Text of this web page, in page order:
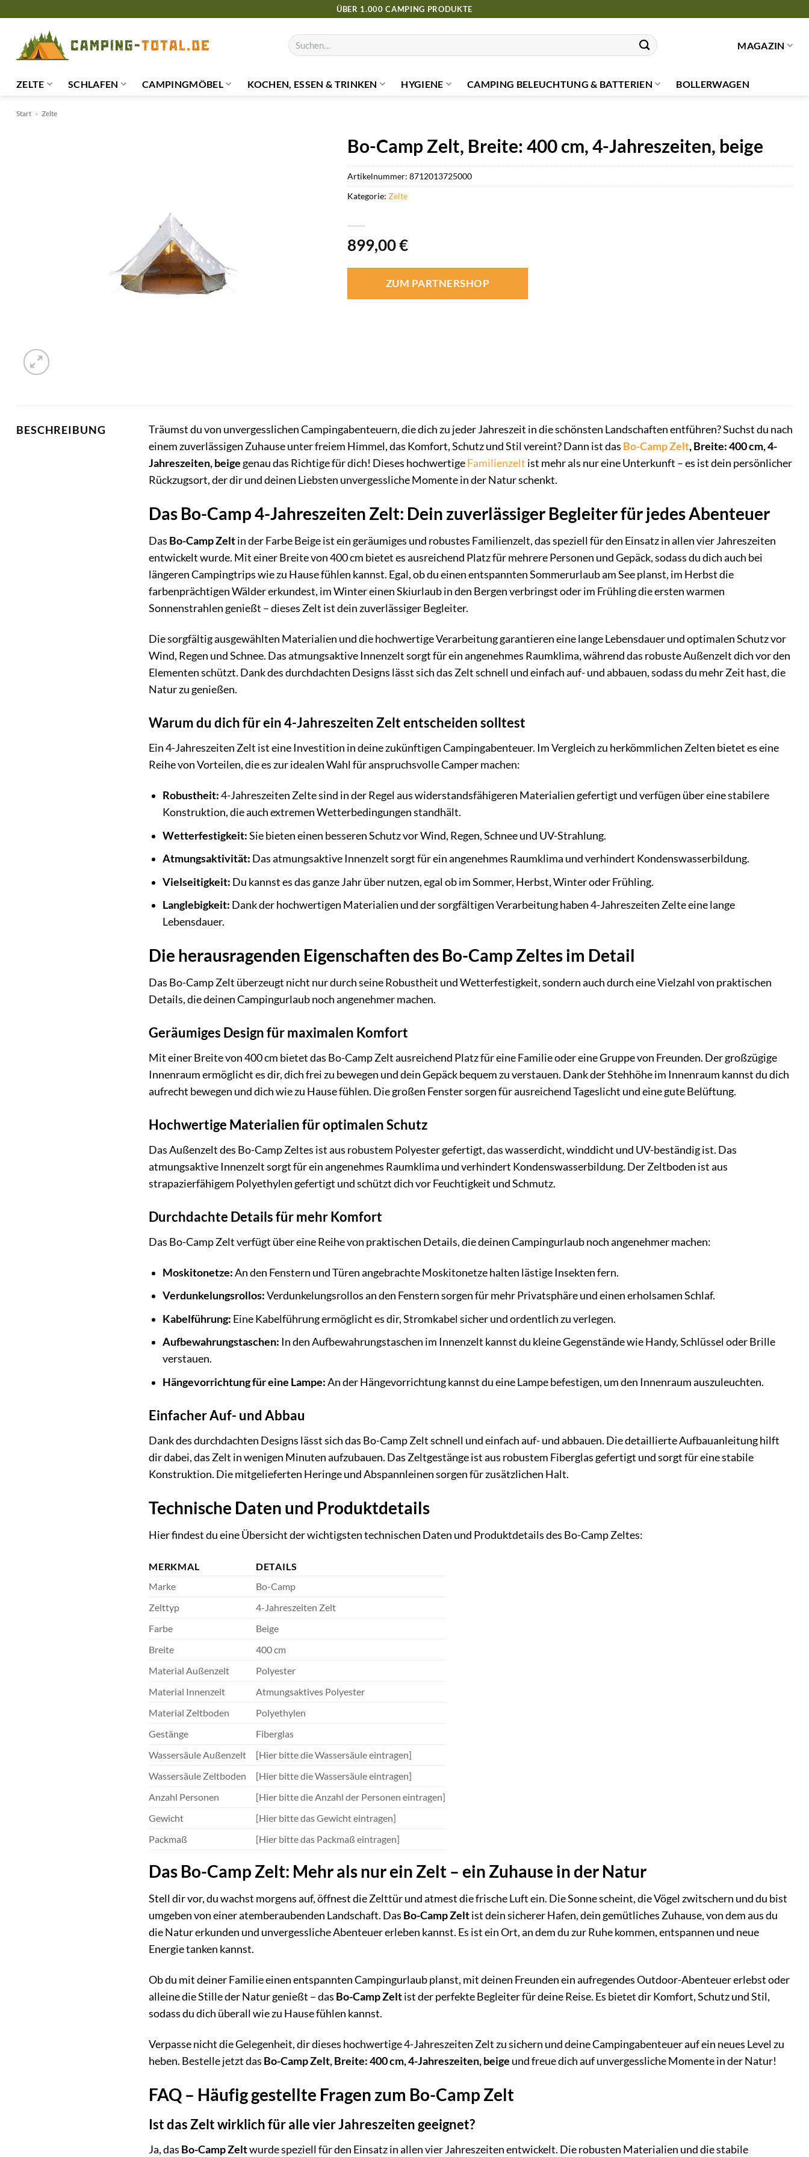
springen
ÜBER 1.000 CAMPING PRODUKTE
Suchen
nach:
MAGAZIN
ZELTE SCHLAFEN CAMPINGMÖBEL KOCHEN, ESSEN & TRINKEN HYGIENE CAMPING BELEUCHTUNG & BATTERIEN BOLLERWAGEN
Start » Zelte
Bo-Camp Zelt, Breite: 400 cm, 4-Jahreszeiten, beige
899,00€
ZUM PARTNERSHOP
Artikelnummer: 8712013725000
Kategorie: Zelte
BESCHREIBUNG
Träumst du von unvergesslichen Campingabenteuern, die dich zu jeder Jahreszeit in die schönsten Landschaften entführen? Suchst du nach
einem zuverlässigen Zuhause unter freiem Himmel, das Komfort, Schutz und Stil vereint? Dann ist das Bo-CampZelt, Breite: 400 cm, 4-
Jahreszeiten, beigegenau das Richtige für dich! Dieses hochwertigeFamilienzelt ist mehr als nur eine Unterkunft – es ist dein persönlicher
Rückzugsort, der dir und deinen Liebsten unvergessliche Momente in der Natur schenkt.
Das Bo-Camp 4-Jahreszeiten Zelt: Dein zuverlässiger Begleiter für jedes Abenteuer
Das Bo-Camp Zeltin der Farbe Beige ist ein geräumiges und robustes Familienzelt, das speziell für den Einsatz in allen vier Jahreszeiten
entwickelt wurde. Mit einer Breite von 400 cm bietet es ausreichend Platz für mehrere Personen und Gepäck, sodass du dich auch bei
längeren Campingtrips wie zu Hause fühlen kannst. Egal, ob du einen entspannten Sommerurlaub am See planst, im Herbst die
farbenprächtigen Wälder erkundest, im Winter einen Skiurlaub in den Bergen verbringst oder im Frühling die ersten warmen
Sonnenstrahlen genießt – dieses Zelt ist dein zuverlässiger Begleiter.
Die sorgfältig ausgewählten Materialien und die hochwertige Verarbeitung garantieren eine lange Lebensdauer und optimalen Schutz vor
Wind, Regen und Schnee. Das atmungsaktive Innenzelt sorgt für ein angenehmes Raumklima, während das robuste Außenzelt dich vor den
Elementen schützt. Dank des durchdachten Designs lässt sich das Zelt schnell und einfach auf- und abbauen, sodass du mehr Zeit hast, die
Natur zu genießen.
Warum du dich für ein 4-Jahreszeiten Zelt entscheiden solltest
Ein 4-Jahreszeiten Zelt ist eine Investition in deine zukünftigen Campingabenteuer. Im Vergleich zu herkömmlichen Zelten bietet es eine
Reihe von Vorteilen, die es zur idealen Wahl für anspruchsvolle Camper machen:
Robustheit:4-Jahreszeiten Zelte sind in der Regel aus widerstandsfähigeren Materialien gefertigt und verfügen über eine stabilere
Konstruktion, die auch extremen Wetterbedingungen standhält.
Wetterfestigkeit:Sie bieten einen besseren Schutz vor Wind, Regen, Schnee und UV-Strahlung.
Atmungsaktivität: Das atmungsaktive Innenzelt sorgt für ein angenehmes Raumklima und verhindert Kondenswasserbildung.
Vielseitigkeit: Du kannst es das ganze Jahr über nutzen, egal ob im Sommer, Herbst, Winter oder Frühling.
Langlebigkeit: Dank der hochwertigen Materialien und der sorgfältigen Verarbeitung haben 4-Jahreszeiten Zelte eine lange
Lebensdauer.
Die herausragenden Eigenschaften des Bo-Camp Zeltes im Detail
Das Bo-Camp Zelt überzeugt nicht nur durch seine Robustheit und Wetterfestigkeit, sondern auch durch eine Vielzahl von praktischen
Details, die deinen Campingurlaub noch angenehmer machen.
Geräumiges Design für maximalen Komfort
Mit einer Breite von 400 cm bietet das Bo-Camp Zelt ausreichend Platz für eine Familie oder eine Gruppe von Freunden. Der großzügige
Innenraum ermöglicht es dir, dich frei zu bewegen und dein Gepäck bequem zu verstauen. Dank der Stehhöhe im Innenraum kannst du dich
aufrecht bewegen und dich wie zu Hause fühlen. Die großen Fenster sorgen für ausreichend Tageslicht und eine gute Belüftung.
Hochwertige Materialien für optimalen Schutz
Das Außenzelt des Bo-Camp Zeltes ist aus robustem Polyester gefertigt, das wasserdicht, winddicht und UV-beständig ist. Das
atmungsaktive Innenzelt sorgt für ein angenehmes Raumklima und verhindert Kondenswasserbildung. Der Zeltboden ist aus
strapazierfähigem Polyethylen gefertigt und schützt dich vor Feuchtigkeit und Schmutz.
Durchdachte Details für mehr Komfort
Das Bo-Camp Zelt verfügt über eine Reihe von praktischen Details, die deinen Campingurlaub noch angenehmer machen:
Moskitonetze:An den Fenstern und Türen angebrachte Moskitonetze halten lästige Insekten fern.
Verdunkelungsrollos:Verdunkelungsrollos an den Fenstern sorgen für mehr Privatsphäre und einen erholsamen Schlaf.
Kabelführung: Eine Kabelführung ermöglicht es dir, Stromkabel sicher und ordentlich zu verlegen.
Aufbewahrungstaschen: In den Aufbewahrungstaschen im Innenzelt kannst du kleine Gegenstände wie Handy, Schlüssel oder Brille
verstauen.
Hängevorrichtung für eine Lampe:An der Hängevorrichtung kannst du eine Lampe befestigen, um den Innenraum auszuleuchten.
Einfacher Auf- und Abbau
Dank des durchdachten Designs lässt sich das Bo-Camp Zelt schnell und einfach auf- und abbauen. Die detaillierte Aufbauanleitung hilft
dir dabei, das Zelt in wenigen Minuten aufzubauen. Das Zeltgestänge ist aus robustem Fiberglas gefertigt und sorgt für eine stabile
Konstruktion. Die mitgelieferten Heringe und Abspannleinen sorgen für zusätzlichen Halt.
Technische Daten und Produktdetails
Hier findest du eine Übersicht der wichtigsten technischen Daten und Produktdetails des Bo-Camp Zeltes:
MERKMAL
DETAILS
Marke
Bo-Camp
Zelttyp
4-Jahreszeiten Zelt
Farbe
Beige
Breite
400 cm
Material Außenzelt
Polyester
Material Innenzelt
Atmungsaktives Polyester
Material Zeltboden
Polyethylen
Gestänge
Fiberglas
Wassersäule Außenzelt
[Hier bitte die Wassersäule eintragen]
Wassersäule Zeltboden
[Hier bitte die Wassersäule eintragen]
Anzahl Personen
[Hier bitte die Anzahl der Personen eintragen]
Gewicht
[Hier bitte das Gewicht eintragen]
Packmaß
[Hier bitte das Packmaß eintragen]
Das Bo-Camp Zelt: Mehr als nur ein Zelt – ein Zuhause in der Natur
Stell dir vor, du wachst morgens auf, öffnest die Zelttür und atmest die frische Luft ein. Die Sonne scheint, die Vögel zwitschern und du bist
umgeben von einer atemberaubenden Landschaft. Das Bo-Camp Zeltist dein sicherer Hafen, dein gemütliches Zuhause, von dem aus du
die Natur erkunden und unvergessliche Abenteuer erleben kannst. Es ist ein Ort, an dem du zur Ruhe kommen, entspannen und neue
Energie tanken kannst.
Ob du mit deiner Familie einen entspannten Campingurlaub planst, mit deinen Freunden ein aufregendes Outdoor-Abenteuer erlebst oder
alleine die Stille der Natur genießt – das Bo-Camp Zeltist der perfekte Begleiter für deine Reise. Es bietet dir Komfort, Schutz und Stil,
sodass du dich überall wie zu Hause fühlen kannst.
Verpasse nicht die Gelegenheit, dir dieses hochwertige 4-Jahreszeiten Zelt zu sichern und deine Campingabenteuer auf ein neues Level zu
heben. Bestelle jetzt das Bo-Camp Zelt, Breite: 400 cm, 4-Jahreszeiten, beige und freue dich auf unvergessliche Momente in der Natur!
FAQ – Häufig gestellte Fragen zum Bo-Camp Zelt
Ist das Zelt wirklich für alle vier Jahreszeiten geeignet?
Ja, das Bo-Camp Zeltwurde speziell für den Einsatz in allen vier Jahreszeiten entwickelt. Die robusten Materialien und die stabile